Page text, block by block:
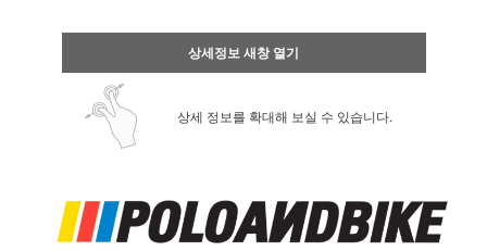
상세정보 새창 열기
상세 정보를 확대해 보실 수 있습니다.